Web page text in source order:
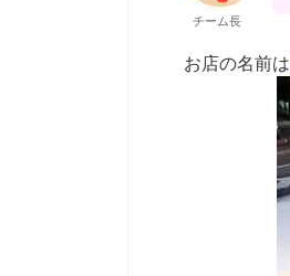
チーム長
お店の名前は